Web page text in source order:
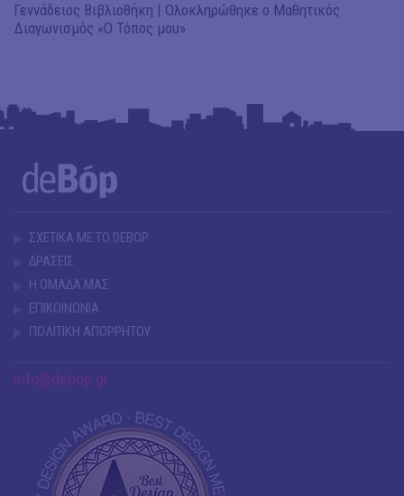
Γεννάδειος Βιβλιοθήκη | Ολοκληρώθηκε ο Μαθητικός
Διαγωνισμός «Ο Τόπος μου»
ΣΧΕΤΙΚΑ ΜΕ ΤΟ DEBOP
ΔΡΑΣΕΙΣ
Η ΟΜΑΔΑ ΜΑΣ
ΕΠΙΚΟΙΝΩΝΙΑ
ΠΟΛΙΤΙΚΗ ΑΠΟΡΡΗΤΟΥ
info@debop.gr